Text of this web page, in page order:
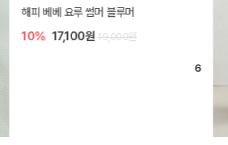
듀이 아기 바지
10% 17,100원 19,000원